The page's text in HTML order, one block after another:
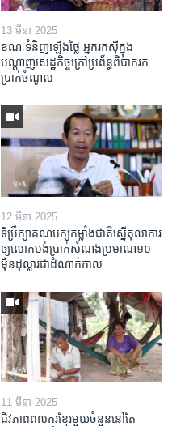
13 មីនា 2025
ខណៈទំនិញឡើងថ្លៃ អ្នករកស៊ីក្នុង​
បណ្តាញ​សេដ្ឋកិច្ចក្រៅ​ប្រព័ន្ធពិបាក​រក​
ប្រាក់​ចំណូល
12 មីនា 2025
ទីប្រឹក្សា​គណបក្ស​កម្លាំង​ជាតិ​ស្នើ​តុលាការ​
ឲ្យ​លោក​បង់ប្រាក់​សំណង​ប្រមាណ​១០​
ម៉ឺន​ដុល្លារ​ជា​ដំណាក់កាល
11 មីនា 2025
ជីវភាពពលករខ្មែរមួយចំនួននៅតែ